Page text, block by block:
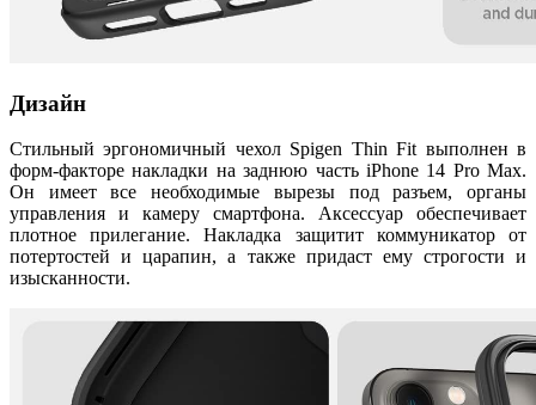
Дизайн
Стильный эргономичный чехол Spigen Thin Fit выполнен в
форм-факторе накладки на заднюю часть iPhone 14 Pro Max.
Он имеет все необходимые вырезы под разъем, органы
управления и камеру смартфона. Аксессуар обеспечивает
плотное прилегание. Накладка защитит коммуникатор от
потертостей и царапин, а также придаст ему строгости и
изысканности.